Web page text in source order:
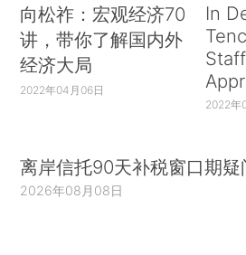
向松祚：宏观经济70
讲，带你了解国内外
经济大局
2022年04月06日
In
2022年
离岸信托90天补税窗口期疑
2026年08月08日